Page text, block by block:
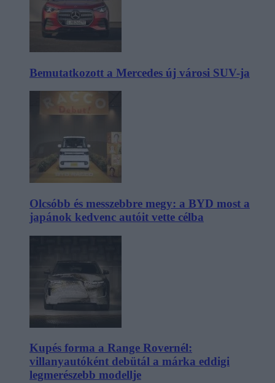
Bemutatkozott a Mercedes új városi SUV-ja
Olcsóbb és messzebbre megy: a BYD most a
japánok kedvenc autóit vette célba
Kupés forma a Range Rovernél:
villanyautóként debütál a márka eddigi
legmerészebb modellje